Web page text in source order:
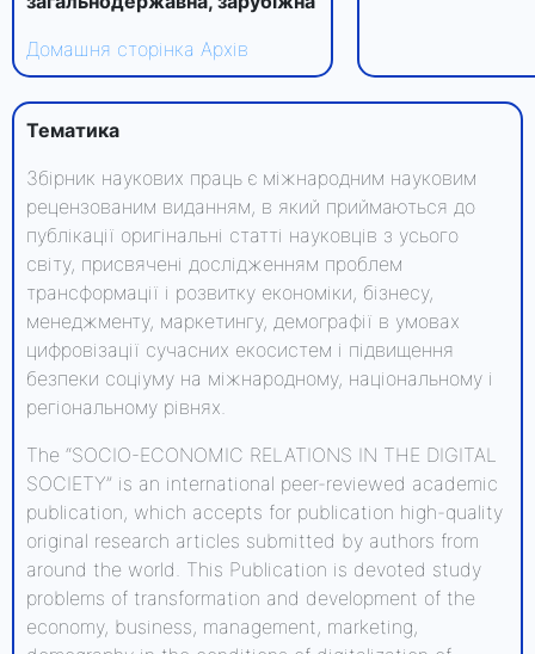
Домашня сторінка Архів
Тематика
Збірник наукових праць є міжнародним науковим
рецензованим виданням, в який приймаються до
публікації оригінальні статті науковців з усього
світу, присвячені дослідженням проблем
трансформації і розвитку економіки, бізнесу,
менеджменту, маркетингу, демографії в умовах
цифровізації сучасних екосистем і підвищення
безпеки соціуму на міжнародному, національному і
регіональному рівнях.
The “SOCIO-ECONOMIC RELATIONS IN THE DIGITAL
SOCIETY” is an international peer-reviewed academic
publication, which accepts for publication high-quality
original research articles submitted by authors from
around the world. This Publication is devoted study
problems of transformation and development of the
economy, business, management, marketing,